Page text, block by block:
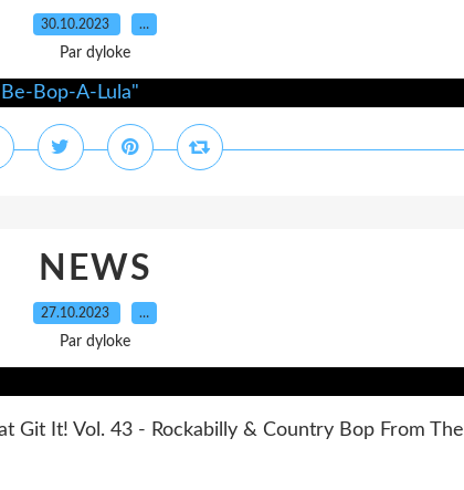
30.10.2023 …
Par dyloke
NEWS
27.10.2023 …
Par dyloke
Git It! Vol. 43 - Rockabilly & Country Bop From The